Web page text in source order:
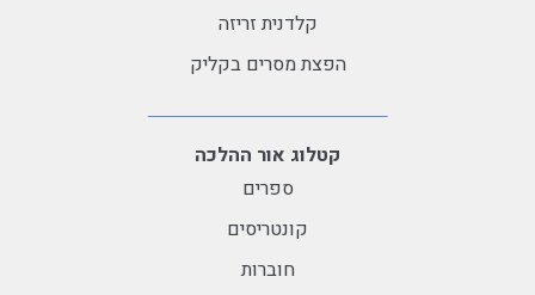
קלדנית זריזה
הפצת מסרים בקליק
קטלוג אור ההלכה
ספרים
קונטריסים
חוברות